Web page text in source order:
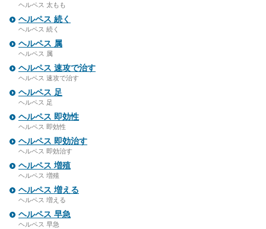
ヘルペス 太もも
ヘルペス 続く
ヘルペス 続く
ヘルペス 属
ヘルペス 属
ヘルペス 速攻で治す
ヘルペス 速攻で治す
ヘルペス 足
ヘルペス 足
ヘルペス 即効性
ヘルペス 即効性
ヘルペス 即効治す
ヘルペス 即効治す
ヘルペス 増殖
ヘルペス 増殖
ヘルペス 増える
ヘルペス 増える
ヘルペス 早急
ヘルペス 早急